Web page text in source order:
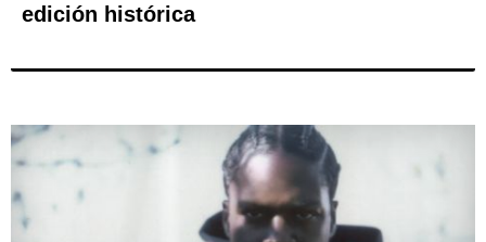
edición histórica